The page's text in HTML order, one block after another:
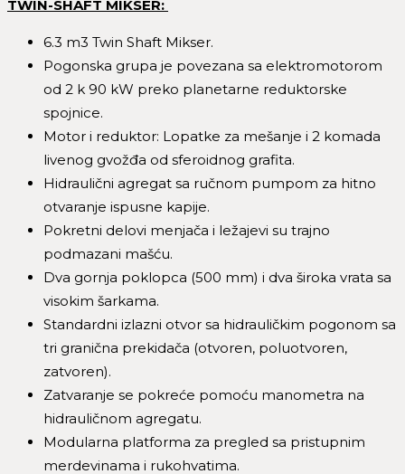
TWIN-SHAFT MIKSER:
6.3 m3 Twin Shaft Mikser.
Pogonska grupa je povezana sa elektromotorom
od 2 k 90 kW preko planetarne reduktorske
spojnice.
Motor i reduktor: Lopatke za mešanje i 2 komada
livenog gvožđa od sferoidnog grafita.
Hidraulični agregat sa ručnom pumpom za hitno
otvaranje ispusne kapije.
Pokretni delovi menjača i ležajevi su trajno
podmazani mašću.
Dva gornja poklopca (500 mm) i dva široka vrata sa
visokim šarkama.
Standardni izlazni otvor sa hidrauličkim pogonom sa
tri granična prekidača (otvoren, poluotvoren,
zatvoren).
Zatvaranje se pokreće pomoću manometra na
hidrauličnom agregatu.
Modularna platforma za pregled sa pristupnim
merdevinama i rukohvatima.